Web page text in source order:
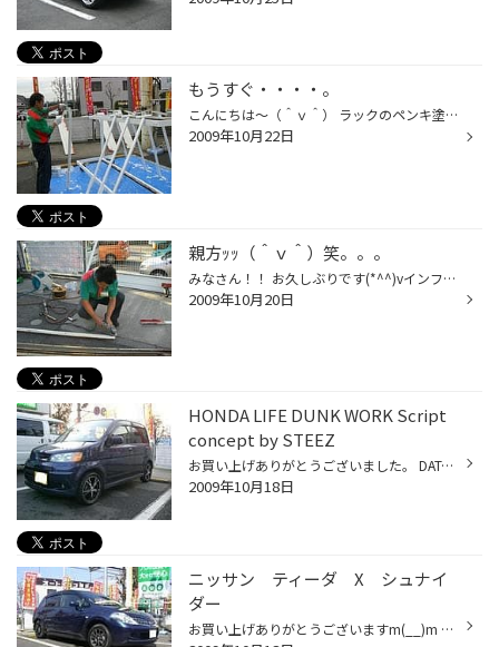
もうすぐ・・・・。
こんにちは～（＾ｖ＾） ラックのペンキ塗り完成間近ですよ～☆ 今日は親方と、店長が塗装してくれています（*^_^*） 新しい部品もあるーッッ！！ こ～んなに綺麗になったﾖ♪ あともう少し頑張りましょう(*^^)v でわでわﾏﾀﾈ～(@^^)/~~~
2009年10月22日
親方ｯｯ（＾ｖ＾）笑。。。
みなさん！！ お久しぶりです(*^^)vインフルがすぐ近くまで来ていますが皆様は無事ですか？？ お陰様で今の所都筑のスタッフは全員元気に毎日やっております（＾ｖ＾） 手洗い・うがいを心がけて気を付けましょうね！！特に小さなお子様やお年寄りの 方はホントに気を付けて下さいね(;_;) さてさて...
2009年10月20日
HONDA LIFE DUNK WORK Script
concept by STEEZ
お買い上げありがとうございました。 DATA ホイール：ワーク スクリプト (F)(R)１５×４．５(BP) タイヤ：スニーカーⅡ (F)(R)１６５/５０R１５ 純正アルミから２インチアップ♪ボディカラーともマッチして精悍な印象ではないでしょうか!(^^)!
2009年10月18日
ニッサン ティーダ X シュナイ
ダー
お買い上げありがとうございますm(__)m DATA ホイール：シュナイダー プレスト (F)(R) 15X6.0 ガンメタ 純正鉄ホイールからアルミホイールへチェンジ☆ 見た目はもちろん！軽量化にもつながりました(^^♪ 納車ホヤホヤのお取り付けでした(*^^)v タイヤはまだまだ使える方！ホイール交換だけでも でき...